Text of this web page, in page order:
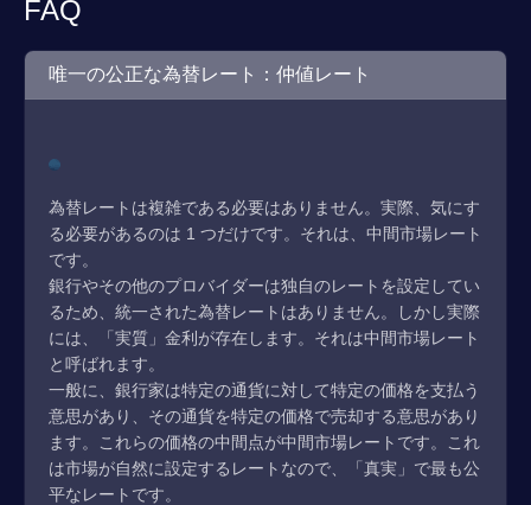
FAQ
唯一の公正な為替レート：仲値レート
為替レートは複雑である必要はありません。実際、気にす
る必要があるのは 1 つだけです。それは、中間市場レート
です。
銀行やその他のプロバイダーは独自のレートを設定してい
るため、統一された為替レートはありません。しかし実際
には、「実質」金利が存在します。それは中間市場レート
と呼ばれます。
一般に、銀行家は特定の通貨に対して特定の価格を支払う
意思があり、その通貨を特定の価格で売却する意思があり
ます。これらの価格の中間点が中間市場レートです。これ
は市場が自然に設定するレートなので、「真実」で最も公
平なレートです。